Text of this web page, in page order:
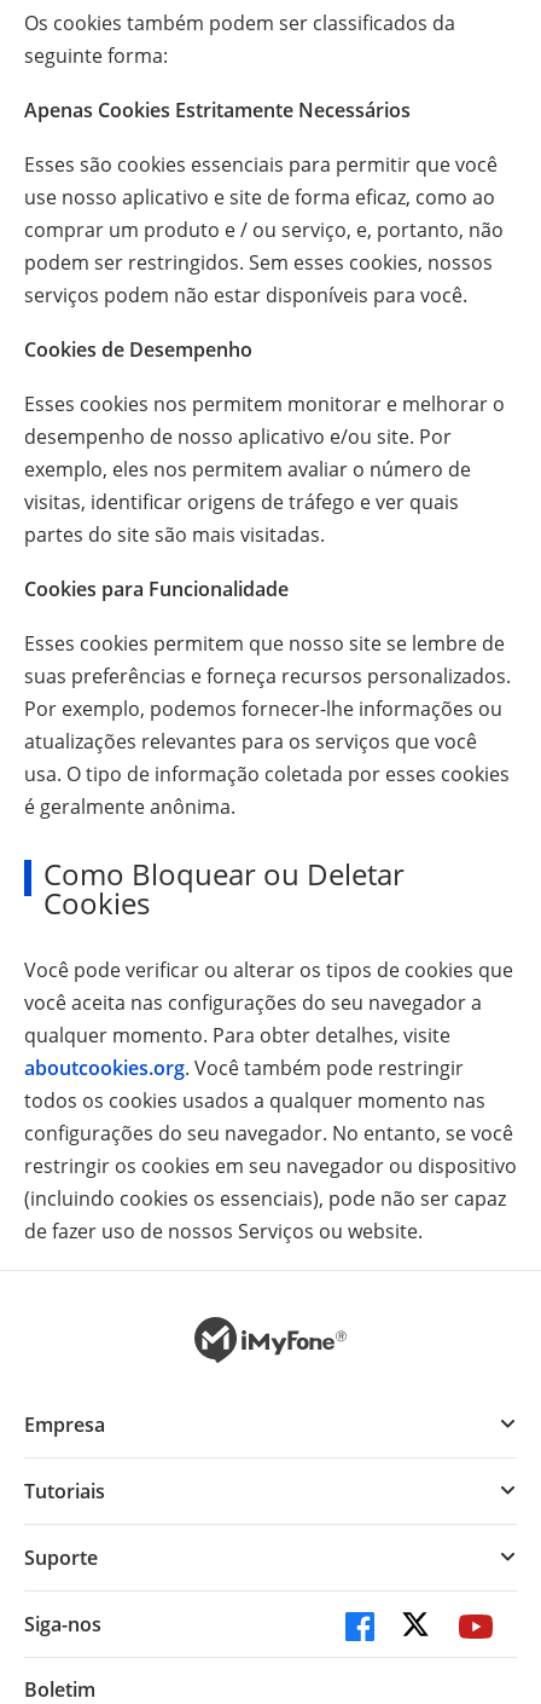
Os cookies também podem ser classificados da
seguinte forma:
Apenas Cookies Estritamente Necessários
Esses são cookies essenciais para permitir que você
use nosso aplicativo e site de forma eficaz, como ao
comprar um produto e / ou serviço, e, portanto, não
podem ser restringidos. Sem esses cookies, nossos
serviços podem não estar disponíveis para você.
Cookies de Desempenho
Esses cookies nos permitem monitorar e melhorar o
desempenho de nosso aplicativo e/ou site. Por
exemplo, eles nos permitem avaliar o número de
visitas, identificar origens de tráfego e ver quais
partes do site são mais visitadas.
Cookies para Funcionalidade
Esses cookies permitem que nosso site se lembre de
suas preferências e forneça recursos personalizados.
Por exemplo, podemos fornecer-lhe informações ou
atualizações relevantes para os serviços que você
usa. O tipo de informação coletada por esses cookies
é geralmente anônima.
Como Bloquear ou Deletar
Cookies
Você pode verificar ou alterar os tipos de cookies que
você aceita nas configurações do seu navegador a
qualquer momento. Para obter detalhes, visite
aboutcookies.org. Você também pode restringir
todos os cookies usados a qualquer momento nas
configurações do seu navegador. No entanto, se você
restringir os cookies em seu navegador ou dispositivo
(incluindo cookies os essenciais), pode não ser capaz
de fazer uso de nossos Serviços ou website.
Empresa
Tutoriais
Suporte
Siga-nos
Boletim